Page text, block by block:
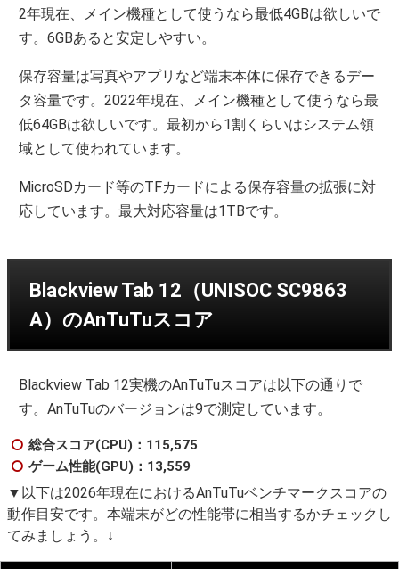
2年現在、メイン機種として使うなら最低4GBは欲しいで
す。6GBあると安定しやすい。
保存容量は写真やアプリなど端末本体に保存できるデー
タ容量です。2022年現在、メイン機種として使うなら最
低64GBは欲しいです。最初から1割くらいはシステム領
域として使われています。
MicroSDカード等のTFカードによる保存容量の拡張に対
応しています。最大対応容量は1TBです。
Blackview Tab 12（UNISOC SC9863
A）のAnTuTuスコア
Blackview Tab 12実機のAnTuTuスコアは以下の通りで
す。AnTuTuのバージョンは9で測定しています。
総合スコア(CPU)：115,575
ゲーム性能(GPU)：13,559
▼以下は2026年現在におけるAnTuTuベンチマークスコアの
動作目安です。本端末がどの性能帯に相当するかチェックし
てみましょう。↓